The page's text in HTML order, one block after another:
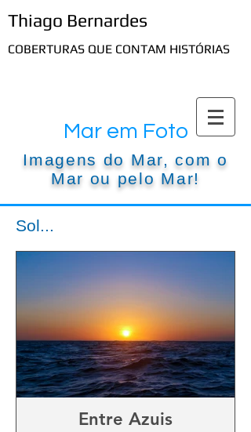
Thiago Bernardes
COBERTURAS QUE CONTAM HISTÓRIAS
Mar em Foto
Imagens do Mar, com o
Mar ou pelo Mar!
Sol...
Entre Azuis